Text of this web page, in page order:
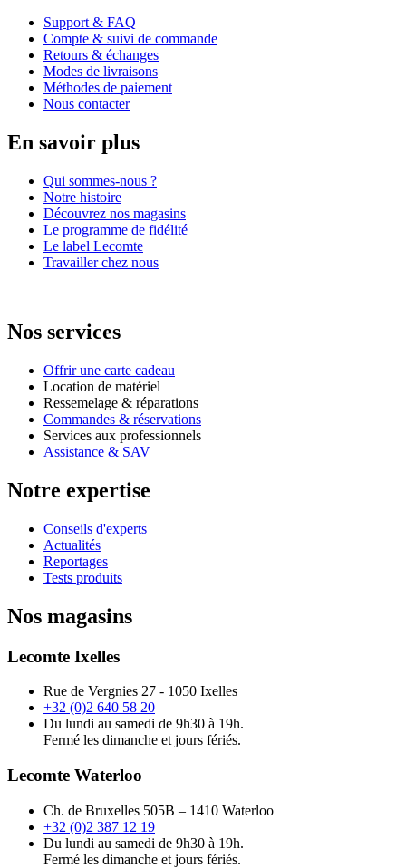
Support & FAQ
Compte & suivi de commande
Retours & échanges
Modes de livraisons
Méthodes de paiement
Nous contacter
En savoir plus
Qui sommes-nous ?
Notre histoire
Découvrez nos magasins
Le programme de fidélité
Le label Lecomte
Travailler chez nous
Nos services
Offrir une carte cadeau
Location de matériel
Ressemelage & réparations
Commandes & réservations
Services aux professionnels
Assistance & SAV
Notre expertise
Conseils d'experts
Actualités
Reportages
Tests produits
Nos magasins
Lecomte Ixelles
Rue de Vergnies 27 - 1050 Ixelles
+32 (0)2 640 58 20
Du lundi au samedi de 9h30 à 19h.
Fermé les dimanche et jours fériés.
Lecomte Waterloo
Ch. de Bruxelles 505B – 1410 Waterloo
+32 (0)2 387 12 19
Du lundi au samedi de 9h30 à 19h.
Fermé les dimanche et jours fériés.